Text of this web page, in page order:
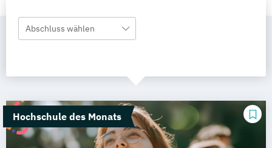
Abschluss wählen
Hochschule des Monats